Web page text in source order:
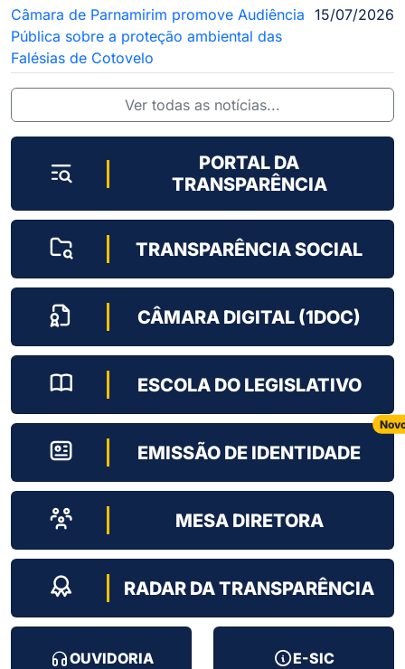
Câmara de Parnamirim promove Audiência
Pública sobre a proteção ambiental das
Falésias de Cotovelo
15/07/2026
Ver todas as notícias...
PORTAL DA
TRANSPARÊNCIA
TRANSPARÊNCIA SOCIAL
CÂMARA DIGITAL (1DOC)
ESCOLA DO LEGISLATIVO
EMISSÃO DE IDENTIDADE
MESA DIRETORA
RADAR DA TRANSPARÊNCIA
OUVIDORIA E-SIC